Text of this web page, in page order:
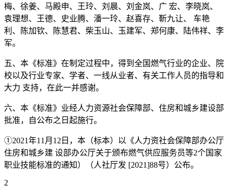
梅、徐姜、马殿申、王玲、刘晨、刘金岚、广 宏、李晓岚、
袁理想、王德、史业腾、潘一玲、赵喜存、靳九让、 车艳
利、陈加钦、陈慧君、柴玉山、玉建军、郑何康、陆伟祥、李
军。
五、本《标准》在制定过程中，得到全国燃气行业的企业、院
校以及行业专家、学者、一线从业者、有关工作人员的指导和
大力 支持，在此一并感谢。
六、本《标准》业经人力资源社会保障部、住房和城乡建设部
批准，自公布之日起施行。
①2021年11月12日，本（标本）以《人力资社会保障部办公厅
住房和城乡建 设部办公厅关于颁布燃气供应服务员等2个国家
职业技能标准的通知）（人社厅发 [2021]88号）公布。
2